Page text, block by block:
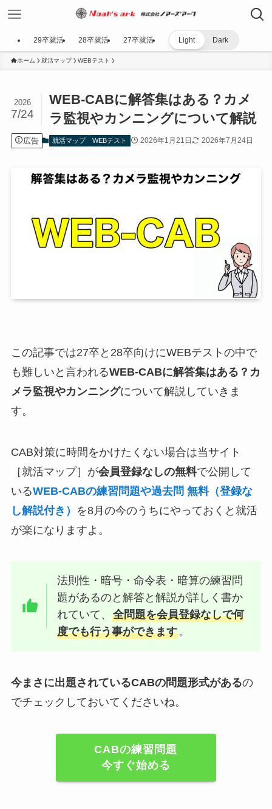
29卒就活 28卒就活 27卒就活 Light Dark
ホーム 就活マップ WEBテスト
WEB-CABに解答集はある？カメ
ラ監視やカンニングについて解説
2026
7/24
広告 就活マップ WEBテスト 2026年1月21日 2026年7月24日
この記事では27卒と28卒向けにWEBテストの中で
も難しいと言われるWEB-CABに解答集はある？カ
メラ監視やカンニングについて解説していきま
す。
CAB対策に時間をかけたくない場合は当サイト
［就活マップ］が会員登録なしの無料で公開して
いるWEB-CABの練習問題や過去問 無料（登録な
し解説付き）
を8月の今のうちにやっておくと就活
が楽になりますよ。
法則性・暗号・命令表・暗算の練習問
題があるのと解答と解説が詳しく書か
れていて、全問題を会員登録なしで何
度でも行う事ができます。
今まさに出題されているCABの問題形式があるの
でチェックしておいてくださいね。
CABの練習問題
今すぐ始める